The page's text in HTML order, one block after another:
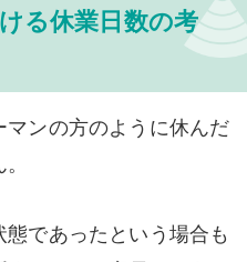
る休業日数の考
ンの方のように休んだ
であったという場合も